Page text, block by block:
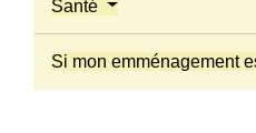
Santé
Si mon emménagement